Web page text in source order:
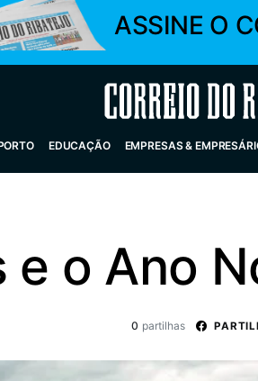
ASSINE O
Correio do Ribatejo
EDUCAÇÃO EMPRESAS &
e o Ano
0 partilhas